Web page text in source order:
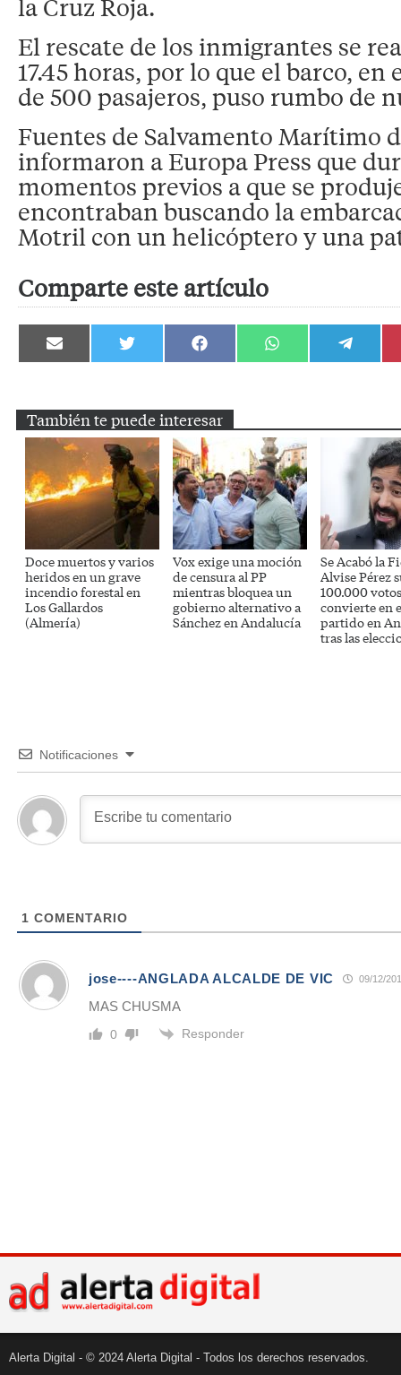
la Cruz Roja.
El rescate de los inmigrantes se
17.45 horas, por lo que el barco, en
de 500 pasajeros, puso rumbo de
Fuentes de Salvamento Marítimo
informaron a Europa Press que
momentos previos a que se
encontraban buscando la
Motril con un helicóptero y una
Comparte este artículo
Compartir
en
Compartir
en
Compartir
en
Compartir
en
Compartir
en
También te puede interesar
Doce muertos y varios
heridos en un grave
incendio forestal en
Los Gallardos
(Almería)
Vox exige una moción
de censura al PP
mientras bloquea un
gobierno alternativo a
Sánchez en Andalucía
Se Acabó la
Alvise Pérez
100.000
convierte en
partido en
tras las
Notificaciones
1 COMENTARIO
jose----ANGLADA ALCALDE DE VIC 09/12/
MAS CHUSMA
0 Responder
Alerta Digital - © 2024 Alerta Digital - Todos los derechos reservados.